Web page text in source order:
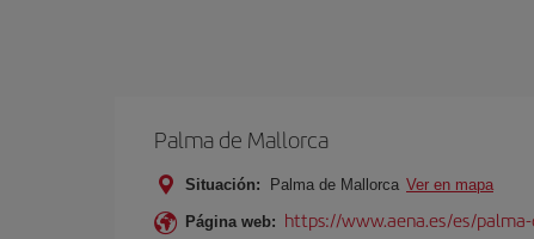
Palma de Mallorca
Situación: Palma de Mallorca Ver en mapa
Página web: https://www.aena.es/es/